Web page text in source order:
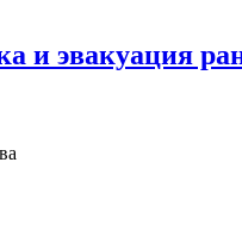
и эвакуация